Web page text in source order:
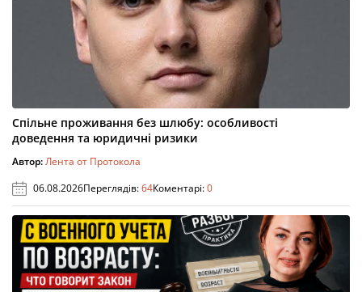
Спільне проживання без шлюбу: особливості
доведення та юридичні ризики
Автор:Лента от Протокола
06.08.2026Переглядів:64Коментарі:0